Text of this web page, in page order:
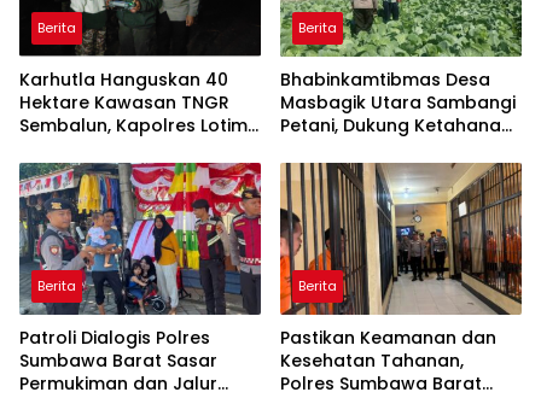
Berita
Karhutla Hanguskan 40
Hektare Kawasan TNGR
Sembalun, Kapolres Lotim
Api
Berita
Bhabinkamtibmas Desa
Masbagik Utara Sambangi
Petani, Dukung Ketahanan
Pangan
Berita
Patroli Dialogis Polres
Sumbawa Barat Sasar
Permukiman dan Jalur
Berita
Pastikan Keamanan dan
Kesehatan Tahanan,
Polres Sumbawa Barat